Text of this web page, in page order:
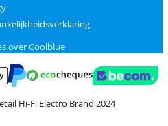
over Coolblue
Visa via ClickToPay
Hi-Fi Electro Brand 2024